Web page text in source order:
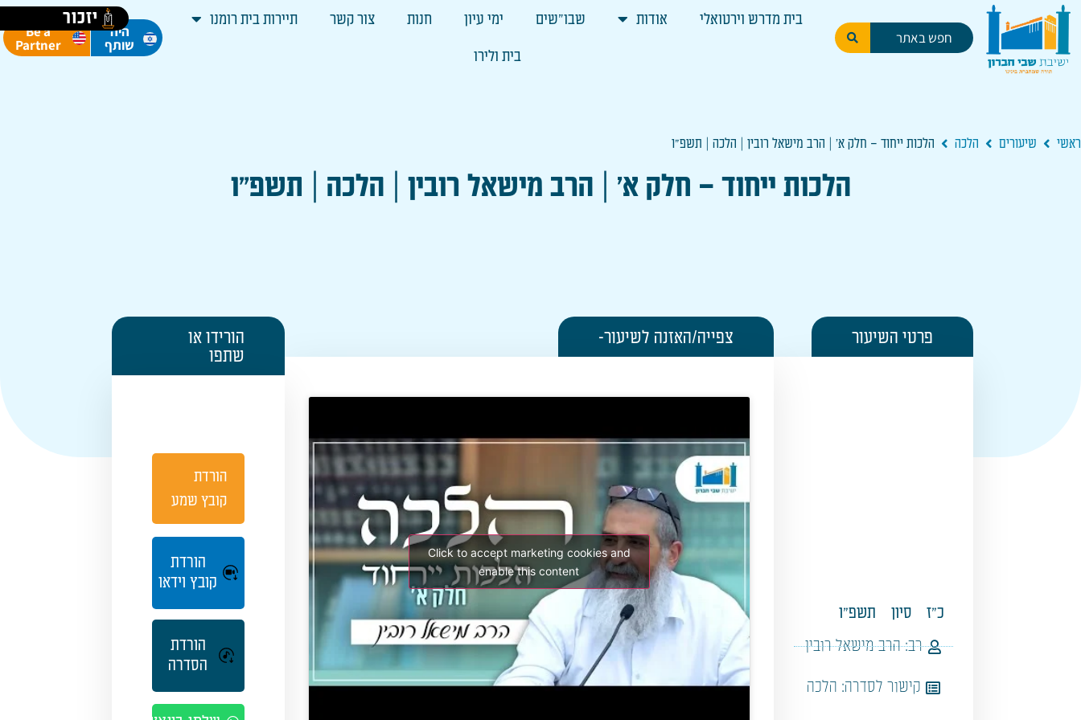
יזכור בית מדרש וירטואלי אודות שבו"שים ימי עיון חנות צור קשר תיירות בית רומנו
בית ולירו
היה
שותף
Be a
Partner
ראשי שיעורים הלכה הלכות ייחוד – חלק א' | הרב מישאל רובין | הלכה | תשפ"ו
הלכות ייחוד – חלק א' | הרב מישאל רובין | הלכה | תשפ"ו
פרטי השיעור
כ"ז סיון
תשפ"ו
רב: הרב מישאל רובין
קישור לסדרה: הלכה
צפייה/האזנה לשיעור-
Click to accept marketing cookies and
enable this content
הורידו או
שתפו
הורדת
קובץ שמע
הורדת
קובץ וידאו
הורדת
הסדרה